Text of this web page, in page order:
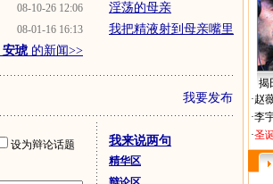
08-10-26 12:06
08-01-16 16:13
安琥 的新闻>>
淫荡的母亲
我把精液射到母亲嘴里
我要发布
设为辩论话题
我来说两句
精华区
揭
·赵
·李
·圣